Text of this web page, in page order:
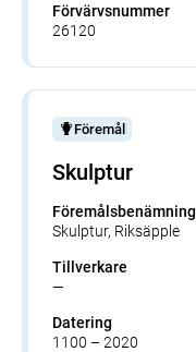
Förvärvsnummer
26120
Föremål
Skulptur
Föremålsbenämning
Skulptur, Riksäpple
Tillverkare
—
Datering
1100 – 2020